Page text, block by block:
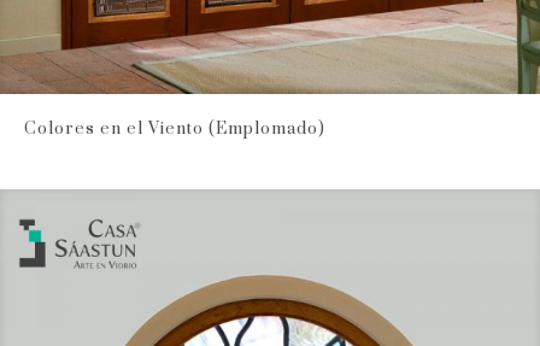
Colores en el Viento (Emplomado)